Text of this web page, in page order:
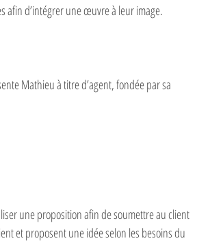
afin d’intégrer une œuvre à leur image.
Mathieu à titre d’agent, fondée par sa
une proposition afin de soumettre au client
et proposent une idée selon les besoins du